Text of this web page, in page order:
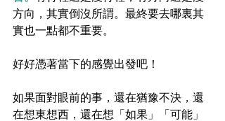
方向，其實倒沒所謂。最終要去哪裏其
實也一點都不重要。
好好憑著當下的感覺出發吧！
如果面對眼前的事，還在猶豫不決，還
在想東想西，還在想「如果」「可能」